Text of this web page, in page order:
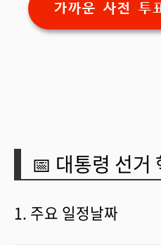
가까운 사전 투
📅 대통령 선거
1. 주요 일정날짜